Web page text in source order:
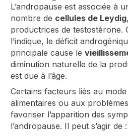
L’andropause est associée à
nombre de cellules de Leydig
productrices de testostérone.
l’indique, le déficit
principale cause le
diminution naturelle de la
est due à l’âge.
Certains facteurs liés au
alimentaires ou aux
favoriser l’apparition des
l’andropause. Il peut s’agir de :